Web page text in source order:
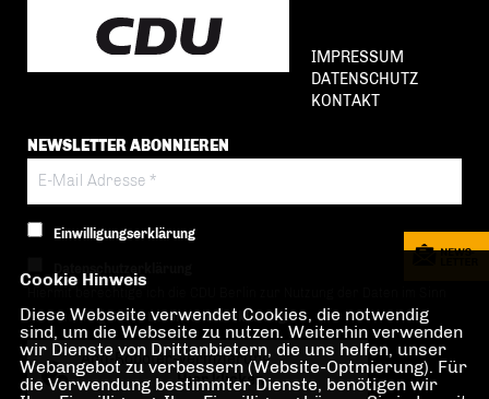
IMPRESSUM
DATENSCHUTZ
KONTAKT
NEWSLETTER ABONNIEREN
Einwilligungserklärung
der nachfolgenden Datenschutzerklärung.*
Anti-Roboter-Verifizierung
Hier klicken
Cookie Hinweis
Diese Webseite verwendet Cookies, die notwendig
sind, um die Webseite zu nutzen. Weiterhin verwenden
wir Dienste von Drittanbietern, die uns helfen, unser
Webangebot zu verbessern (Website-Optmierung). Für
die Verwendung bestimmter Dienste, benötigen wir